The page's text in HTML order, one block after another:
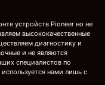
устройств Pioneer но не
высококачественные
диагностику и
и не являются
специалистов по
нами лишь с